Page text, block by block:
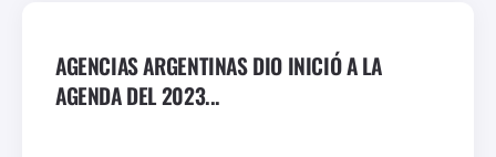
AGENCIAS ARGENTINAS DIO INICIÓ A LA
AGENDA DEL 2023...